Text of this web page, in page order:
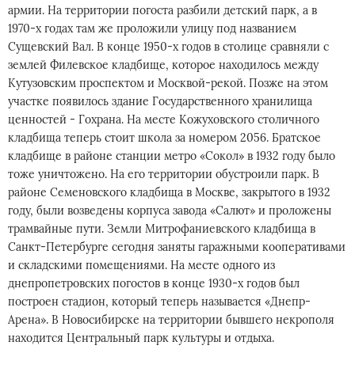
армии. На территории погоста разбили детский парк, а в
1970-х годах там же проложили улицу под названием
Сущевский Вал. В конце 1950-х годов в столице сравняли с
землей Филевское кладбище, которое находилось между
Кутузовским проспектом и Москвой-рекой. Позже на этом
участке появилось здание Государственного хранилища
ценностей - Гохрана. На месте Кожуховского столичного
кладбища теперь стоит школа за номером 2056. Братское
кладбище в районе станции метро «Сокол» в 1932 году было
тоже уничтожено. На его территории обустроили парк. В
районе Семеновского кладбища в Москве, закрытого в 1932
году, были возведены корпуса завода «Салют» и проложены
трамвайные пути. Земли Митрофаниевского кладбища в
Санкт-Петербурге сегодня заняты гаражными кооперативами
и складскими помещениями. На месте одного из
днепропетровских погостов в конце 1930-х годов был
построен стадион, который теперь называется «Днепр-
Арена». В Новосибирске на территории бывшего некрополя
находится Центральный парк культуры и отдыха.